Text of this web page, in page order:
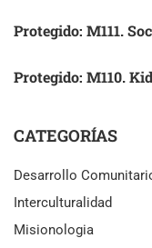
Protegido: M111.
Protegido: M110.
CATEGORÍAS
Desarrollo
Interculturalidad
Misionologia